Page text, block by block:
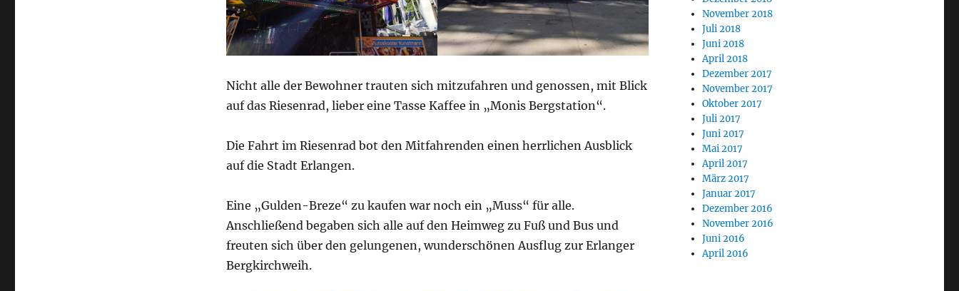
Nicht alle der Bewohner trauten sich mitzufahren und genossen, mit Blick
auf das Riesenrad, lieber eine Tasse Kaffee in „Monis Bergstation“.
Die Fahrt im Riesenrad bot den Mitfahrenden einen herrlichen Ausblick
auf die Stadt Erlangen.
Eine „Gulden-Breze“ zu kaufen war noch ein „Muss“ für alle.
Anschließend begaben sich alle auf den Heimweg zu Fuß und Bus und
freuten sich über den gelungenen, wunderschönen Ausflug zur Erlanger
Bergkirchweih.
November 2018
Juli 2018
Juni 2018
April 2018
Dezember 2017
November 2017
Oktober 2017
Juli 2017
Juni 2017
Mai 2017
April 2017
März 2017
Januar 2017
Dezember 2016
November 2016
Juni 2016
April 2016